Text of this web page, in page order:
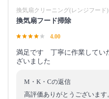
換気扇クリーニング(レンジフード)
換気扇フード掃除
4.00
満足です 丁寧に作業して
ざいました
M・K・Cの返信
高評価ありがとうございま